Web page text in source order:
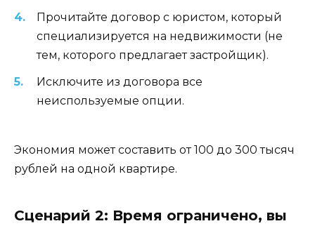
Прочитайте договор с юристом, который
специализируется на недвижимости (не
тем, которого предлагает застройщик).
Исключите из договора все
неиспользуемые опции.
Экономия может составить от 100 до 300 тысяч
рублей на одной квартире.
Сценарий 2: Время ограничено, вы